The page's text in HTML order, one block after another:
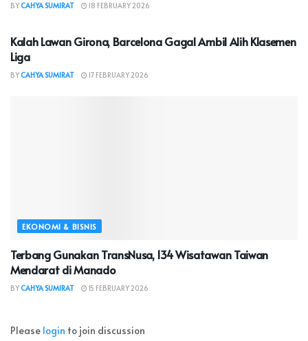
BYCAHYA SUMIRAT 18 FEBRUARY 2026
Kalah Lawan Girona, Barcelona Gagal Ambil Alih Klasemen
Liga
BYCAHYA SUMIRAT 17 FEBRUARY 2026
EKONOMI & BISNIS
Terbang Gunakan TransNusa, 134 Wisatawan Taiwan
Mendarat di Manado
BYCAHYA SUMIRAT 15 FEBRUARY 2026
Please login to join discussion